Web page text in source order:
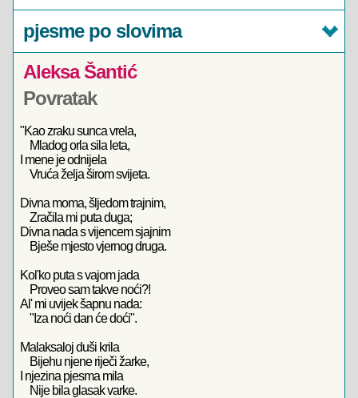
pjesme po slovima
Aleksa Šantić
Povratak
"Kao zraku sunca vrela,
Mladog orla sila leta,
I mene je odnijela
Vruća želja širom svijeta.
Divna moma, šljedom trajnim,
Zračila mi puta duga;
Divna nada s vijencem sjajnim
Bješe mjesto vjernog druga.
Kol'ko puta s vajom jada
Proveo sam takve noći?!
Al' mi uvijek šapnu nada:
"Iza noći dan će doći".
Malaksaloj duši krila
Bijehu njene riječi žarke,
I njezina pjesma mila
Nije bila glasak varke.